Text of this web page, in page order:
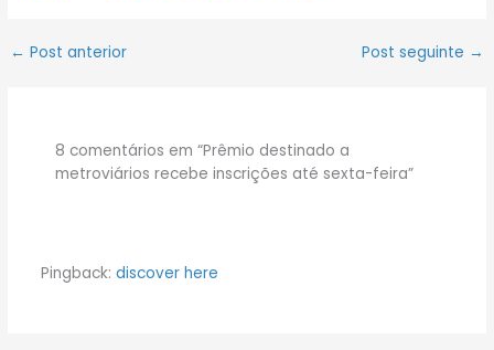
← Post anterior Post seguinte →
8 comentários em “Prêmio destinado a
metroviários recebe inscrições até sexta-feira”
Pingback: discover here